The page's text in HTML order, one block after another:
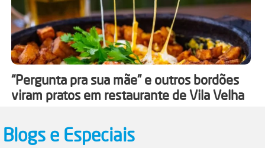
“Pergunta pra sua mãe” e outros bordões
viram pratos em restaurante de Vila Velha
Blogs e Especiais